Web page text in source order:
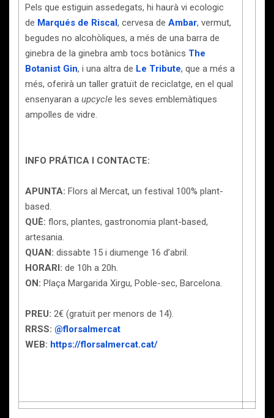
Pels que estiguin assedegats, hi haurà vi ecologic
de Marqués de Riscal, cervesa de Ambar, vermut,
begudes no alcohòliques, a més de una barra de
ginebra de la ginebra amb tocs botànics The
Botanist Gin, i una altra de Le Tribute, que a més a
més, oferirà un taller gratuït de reciclatge, en el qual
ensenyaran a upcycle les seves emblemàtiques
ampolles de vidre.
INFO PRÁTICA I CONTACTE:
APUNTA: Flors al Mercat, un festival 100% plant-
based.
QUÈ: flors, plantes, gastronomia plant-based,
artesania.
QUAN: dissabte 15 i diumenge 16 d’abril.
HORARI: de 10h a 20h.
ON: Plaça Margarida Xirgu, Poble-sec, Barcelona.
PREU: 2€ (gratuït per menors de 14).
RRSS: @florsalmercat
WEB: https://florsalmercat.cat/